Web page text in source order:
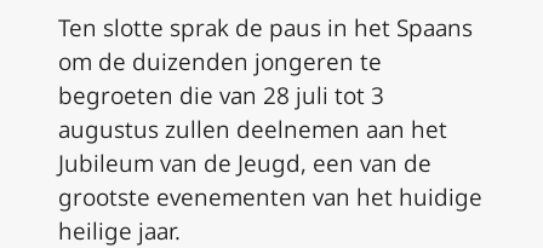
Ten slotte sprak de paus in het Spaans
om de duizenden jongeren te
begroeten die van 28 juli tot 3
augustus zullen deelnemen aan het
Jubileum van de Jeugd, een van de
grootste evenementen van het huidige
heilige jaar.